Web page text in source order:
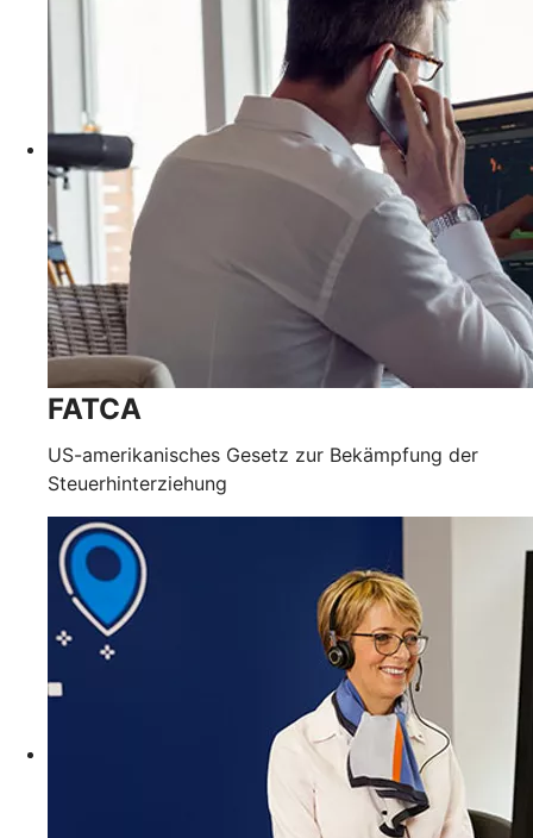
FATCA
US-amerikanisches Gesetz zur Bekämpfung der
Steuerhinterziehung